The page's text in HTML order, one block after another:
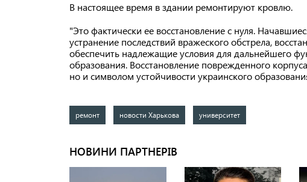
В настоящее время в здании ремонтируют кровлю.
"Это фактически ее восстановление с нуля.
устранение последствий вражеского обстрела,
обеспечить надлежащие условия для дальнейшего
образования. Восстановление поврежденного
но и символом устойчивости украинского
ремонт новости Харькова университет